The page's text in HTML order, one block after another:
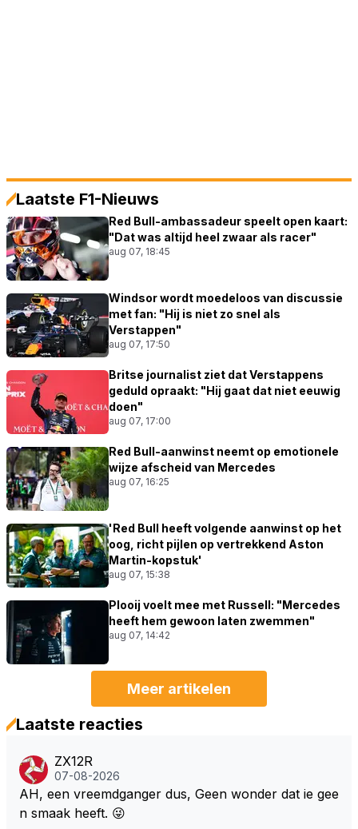
Laatste F1-Nieuws
Red Bull-ambassadeur speelt open kaart:
"Dat was altijd heel zwaar als racer"
aug 07, 18:45
Windsor wordt moedeloos van discussie
met fan: "Hij is niet zo snel als
Verstappen"
aug 07, 17:50
Britse journalist ziet dat Verstappens
geduld opraakt: "Hij gaat dat niet eeuwig
doen"
aug 07, 17:00
Red Bull-aanwinst neemt op emotionele
wijze afscheid van Mercedes
aug 07, 16:25
'Red Bull heeft volgende aanwinst op het
oog, richt pijlen op vertrekkend Aston
Martin-kopstuk'
aug 07, 15:38
Plooij voelt mee met Russell: "Mercedes
heeft hem gewoon laten zwemmen"
aug 07, 14:42
Meer artikelen
Laatste reacties
ZX12R
07-08-2026
AH, een vreemdganger dus, Geen wonder dat ie gee
n smaak heeft. 😜